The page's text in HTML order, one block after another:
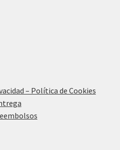
– Política de Cookies